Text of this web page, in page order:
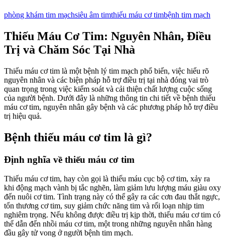
phòng khám tim mạchsiêu âm timthiếu máu cơ timbệnh tim mạch
Thiếu Máu Cơ Tim: Nguyên Nhân, Điều
Trị và Chăm Sóc Tại Nhà
Thiếu máu cơ tim là một bệnh lý tim mạch phổ biến, việc hiểu rõ
nguyên nhân và các biện pháp hỗ trợ điều trị tại nhà đóng vai trò
quan trọng trong việc kiểm soát và cải thiện chất lượng cuộc sống
của người bệnh. Dưới đây là những thông tin chi tiết về bệnh thiếu
máu cơ tim, nguyên nhân gây bệnh và các phương pháp hỗ trợ điều
trị hiệu quả.
Bệnh thiếu máu cơ tim là gì?
Định nghĩa về thiếu máu cơ tim
Thiếu máu cơ tim, hay còn gọi là thiếu máu cục bộ cơ tim, xảy ra
khi động mạch vành bị tắc nghẽn, làm giảm lưu lượng máu giàu oxy
đến nuôi cơ tim. Tình trạng này có thể gây ra các cơn đau thắt ngực,
tổn thương cơ tim, suy giảm chức năng tim và rối loạn nhịp tim
nghiêm trọng. Nếu không được điều trị kịp thời, thiếu máu cơ tim có
thể dẫn đến nhồi máu cơ tim, một trong những nguyên nhân hàng
đầu gây tử vong ở người bệnh tim mạch.